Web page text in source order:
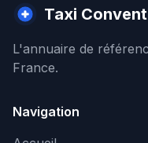
Taxi
L'annuaire de
France.
Navigation